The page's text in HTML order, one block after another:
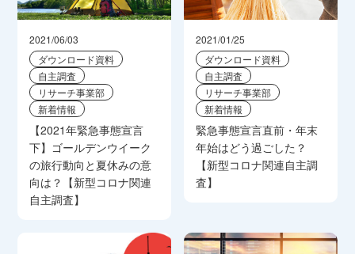
2021/06/03
ダウンロード資料
自主調査
リサーチ事業部
新着情報
【2021年緊急事態宣言
下】ゴールデンウイーク
の旅行動向と夏休みの意
向は？【新型コロナ関連
自主調査】
2021/01/25
ダウンロード資料
自主調査
リサーチ事業部
新着情報
緊急事態宣言直前・年末
年始はどう過ごした？
【新型コロナ関連自主調
査】